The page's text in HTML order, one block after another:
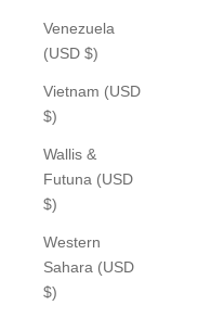
Venezuela
(USD $)
Vietnam (USD
$)
Wallis &
Futuna (USD
$)
Western
Sahara (USD
$)